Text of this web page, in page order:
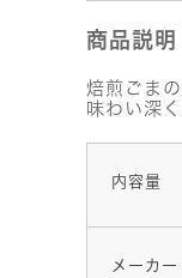
商品説明
焙煎ごま
味わい深
内容量
メーカー